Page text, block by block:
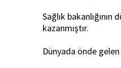
Sağlık
kazanmıştır.
Dünyada önde